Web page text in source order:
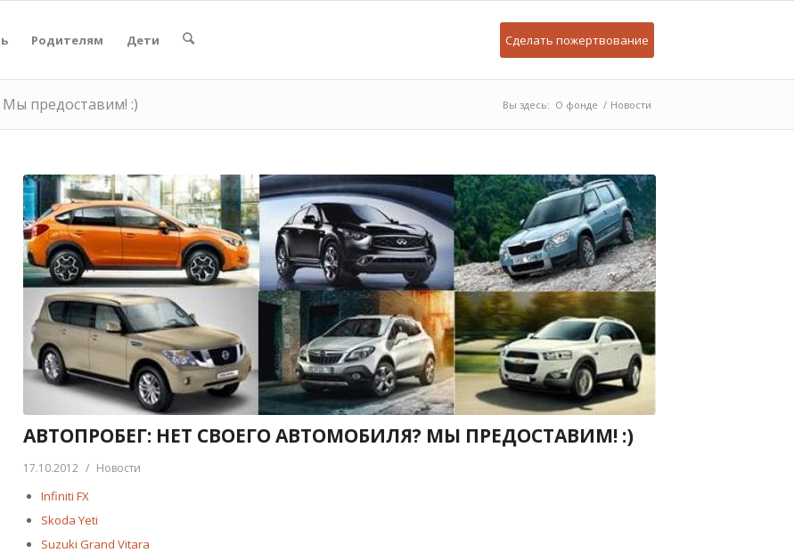
Родителям Дети Сделать пожертвование
Мы предоставим! :) Вы здесь: О фонде / Новости
АВТОПРОБЕГ: НЕТ СВОЕГО АВТОМОБИЛЯ? МЫ ПРЕДОСТАВИМ! :)
17.10.2012 / Новости
Infiniti FX
Skoda Yeti
Suzuki Grand Vitara